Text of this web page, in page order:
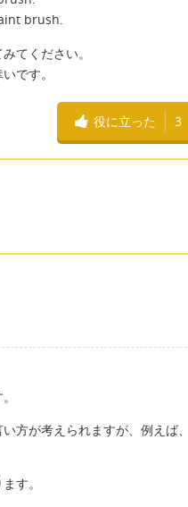
brush.
てください。
です。
役に立った 3
方が考えられますが、例えば、
す。